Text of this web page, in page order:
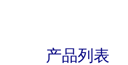
产品列表